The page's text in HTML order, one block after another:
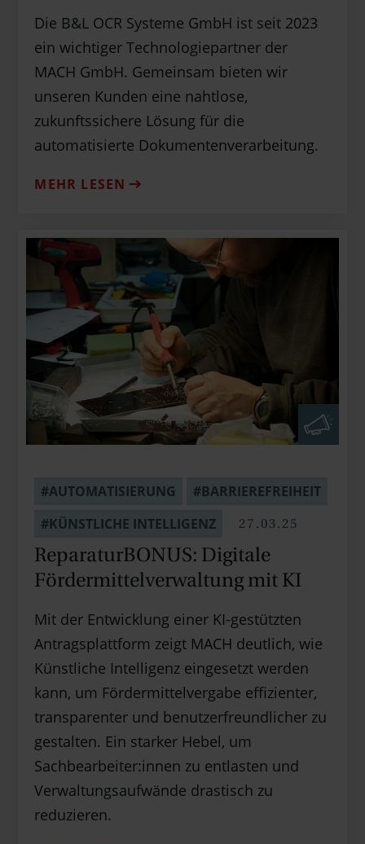
Die B&L OCR Systeme GmbH ist seit 2023
ein wichtiger Technologiepartner der
MACH GmbH. Gemeinsam bieten wir
unseren Kunden eine nahtlose,
zukunftssichere Lösung für die
automatisierte Dokumentenverarbeitung.
MEHR LESEN
#AUTOMATISIERUNG
#BARRIEREFREIHEIT
#KÜNSTLICHE INTELLIGENZ
27.03.25
Reparatur­BONUS: Digitale
Förder­mittel­verwaltung mit KI
Mit der Entwicklung einer KI-gestützten
Antragsplattform zeigt MACH deutlich, wie
Künstliche Intelligenz eingesetzt werden
kann, um Fördermittelvergabe effizienter,
transparenter und benutzerfreundlicher zu
gestalten. Ein starker Hebel, um
Sachbearbeiter:innen zu entlasten und
Verwaltungsaufwände drastisch zu
reduzieren.